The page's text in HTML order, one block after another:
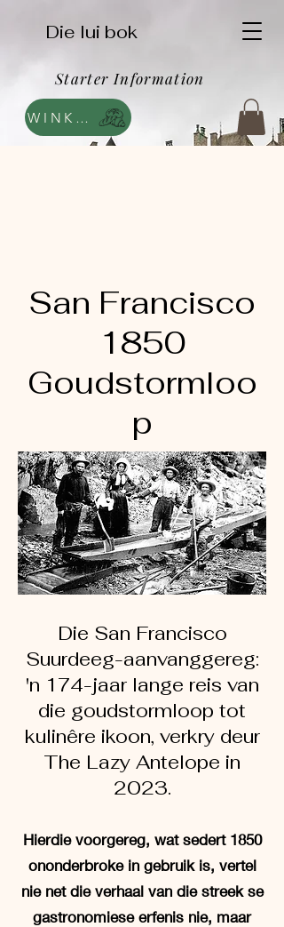
WINKEL
Die lui bok
Starter Information
San Francisco
1850
Goudstormloo
p
Die San Francisco
Suurdeeg-aanvanggereg:
'n 174-jaar lange reis van
die goudstormloop tot
kulinêre ikoon, verkry deur
The Lazy Antelope in
2023.
Hierdie voorgereg, wat sedert 1850
ononderbroke in gebruik is, vertel
nie net die verhaal van die streek se
gastronomiese erfenis nie, maar